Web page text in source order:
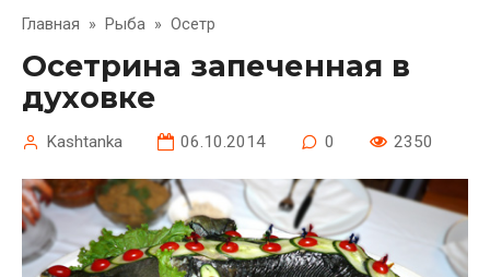
Главная » Рыба » Осетр
Осетрина запеченная в
духовке
Kashtanka 06.10.2014 0 2350